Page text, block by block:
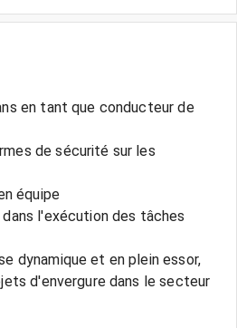
en tant que conducteur de
de sécurité sur les
équipe
l'exécution des tâches
dynamique et en plein essor,
d'envergure dans le secteur